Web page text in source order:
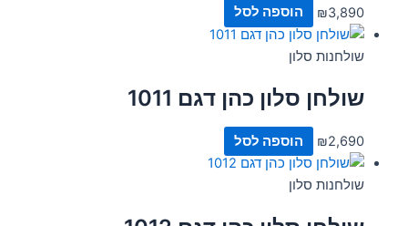
₪3,890 הוספה לסל
שולחנות סלון
שולחן סלון כהן דגם 1011
₪2,690 הוספה לסל
שולחנות סלון